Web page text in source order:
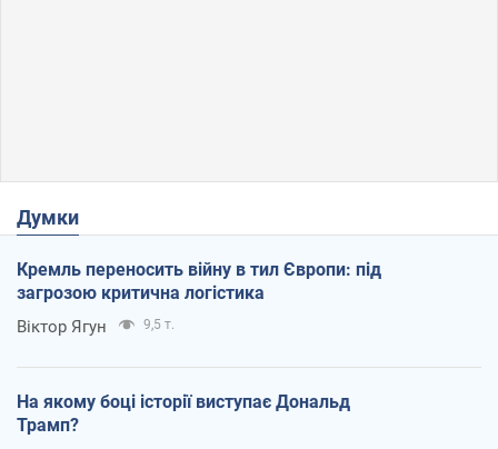
Думки
Кремль переносить війну в тил Європи: під
загрозою критична логістика
Віктор Ягун 9,5 т.
На якому боці історії виступає Дональд
Трамп?